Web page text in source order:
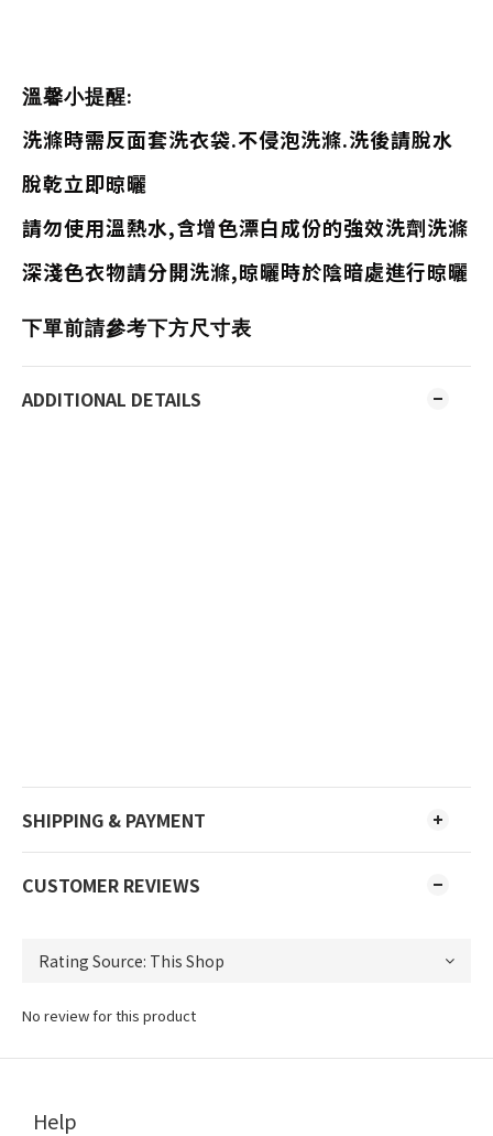
溫馨小提醒:
洗滌時需反面套洗衣袋.不侵泡洗滌.洗後請脫水
脫乾立即晾曬
請勿使用溫熱水,含增色漂白成份的強效洗劑洗滌
深淺色衣物請分開洗滌,晾曬時於陰暗處進行晾曬
下單前請參考下方尺寸表
ADDITIONAL DETAILS
SHIPPING & PAYMENT
CUSTOMER REVIEWS
No review for this product
Help